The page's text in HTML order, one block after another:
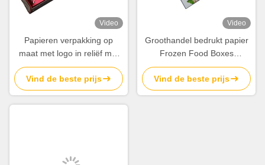
Video
Papieren verpakking op
maat met logo in reliëf met
zilveren foliedruk
Vind de beste prijs
Video
Groothandel bedrukt papier
Frozen Food Boxes
Verpakking Leveranciers te
koop
Vind de beste prijs